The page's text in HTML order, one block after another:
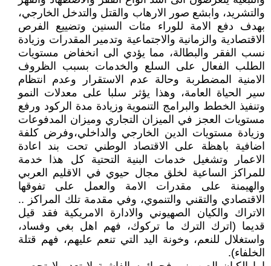
والتشريد، وابشع صور الارهاب والقتل والتدخل الخارجي،
بهدف دفع الامة للوراء مئات السنين وتضييع الفرص
الاقتصادية والزمانية والاجتماعية وتدمير المقدرات وزيادة
نسب الفقر والبطالة، مما يؤدي الى انخفاض مستويات
الطلب الفعال على السلع والخدمات بسبب الظروف
الامنية المضطربة وحالة عدم الاستقرار وعدم انتظام
سير الحياة العامة، وهذا يؤثر سلبا على معدلات النمو
وتنفيذ الخطط والبرامج التنموية وزيادة مدة الركود ورفع
مستويات العجز في الميزان التجاري وميزان المدفوعات
وزيادة مستويات الدين الخارجي والداخلي،وفرض كلفة
اضافية باهظة على الاقتصاد الوطني تحت بند اعادة
الاعمار وتشغيل خدمات البنية التحتية كل هذا خدمة
للمراكز الساعية لخلق مجال حيوي في الاقليم العربي
والهيمنة على مقدرات الامة والعمل على تفوقها
الاقتصادي والتقني والتنموي، وفي مقدمة تلك المراكز ..
الاتراك والكيان الصهيوني والادارة الامريكية فقد قيل
قديما (اترك الترك ما تركوك، فهم اهل بغي وفساد،
واستغلال للنعم، وخونة اليد التي تنعم عليهم، فهم قتلة
الخلفاء).